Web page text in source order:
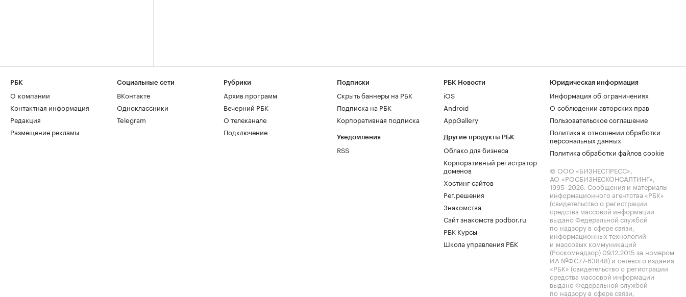
РБК
О компании
Контактная информация
Редакция
Размещение рекламы
Социальные сети
ВКонтакте
Одноклассники
Telegram
Рубрики
Архив программ
Вечерний РБК
О телеканале
Подключение
Подписки
Скрыть баннеры на РБК
Подписка на РБК
Корпоративная подписка
Уведомления
RSS
РБК Новости
iOS
Android
AppGallery
Другие продукты РБК
Облако для бизнеса
Корпоративный регистратор
доменов
Хостинг сайтов
Рег.решения
Знакомства
Сайт знакомств podbor.ru
РБК Курсы
Школа управления РБК
Юридическая информация
Информация об ограничениях
О соблюдении авторских прав
Пользовательское соглашение
Политика в отношении обработки
персональных данных
Политика обработки файлов cookie
© ООО «БИЗНЕСПРЕСС»,
АО «РОСБИЗНЕСКОНСАЛТИНГ»,
1995–2026. Сообщения и материалы
информационного агентства «РБК»
(свидетельство о регистрации
средства массовой информации
выдано Федеральной службой
по надзору в сфере связи,
информационных технологий
и массовых коммуникаций
(Роскомнадзор) 09.12.2015 за номером
ИА №ФС77-63848) и сетевого издания
«РБК» (свидетельство о регистрации
средства массовой информации
выдано Федеральной службой
по надзору в сфере связи,